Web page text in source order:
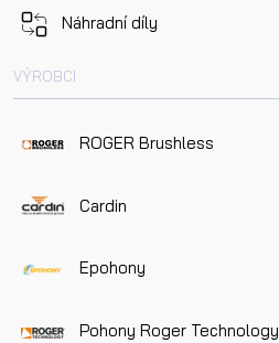
Náhradní díly
VÝROBCI
ROGER Brushless
Cardin
Epohony
Pohony Roger Technology